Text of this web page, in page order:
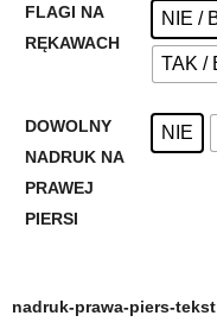
FLAGI NA
RĘKAWACH
NIE /
TAK /
DOWOLNY
NADRUK NA
PRAWEJ
PIERSI
NIE
nadruk-prawa-piers-tekst